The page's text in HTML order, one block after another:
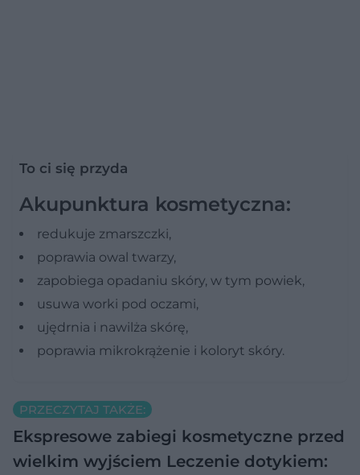
To ci się przyda
Akupunktura kosmetyczna:
redukuje zmarszczki,
poprawia owal twarzy,
zapobiega opadaniu skóry, w tym powiek,
usuwa worki pod oczami,
ujędrnia i nawilża skórę,
poprawia mikrokrążenie i koloryt skóry.
PRZECZYTAJ TAKŻE:
Ekspresowe zabiegi kosmetyczne przed
wielkim wyjściem Leczenie dotykiem: